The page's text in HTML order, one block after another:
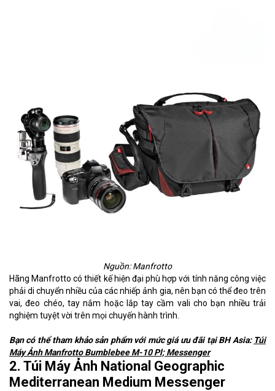
Nguồn: Manfrotto
Hãng Manfrotto có thiết kế hiện đại phù hợp với tính năng công việc
phải di chuyển nhiều của các nhiếp ảnh gia, nên bạn có thể đeo trên
vai, đeo chéo, tay nắm hoặc lắp tay cầm vali cho bạn nhiều trải
nghiệm tuyệt vời trên mọi chuyến hành trình.
Bạn có thể tham khảo sản phẩm với mức giá ưu đãi tại BH Asia: Túi
Máy Ảnh Manfrotto Bumblebee M-10 Pl; Messenger
2. Túi Máy Ảnh National Geographic
Mediterranean Medium Messenger